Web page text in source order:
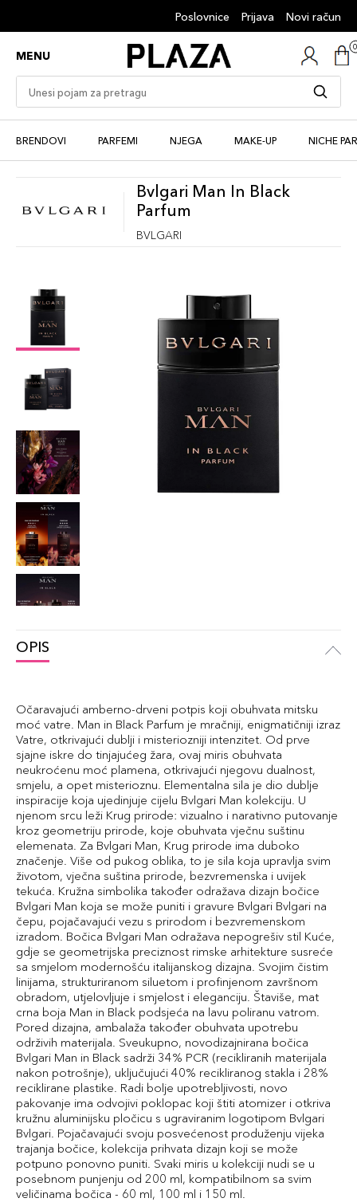
Poslovnice Prijava Novi račun
MENU
BRENDOVI PARFEMI NJEGA MAKE-UP NICHE
Bvlgari Man In Black
Parfum
BVLGARI
OPIS
Očaravajući amberno-drveni potpis koji obuhvata mitsku
moć vatre. Man in Black Parfum je mračniji, enigmatičniji izraz
Vatre, otkrivajući dublji i misteriozniji intenzitet. Od prve
sjajne iskre do tinjajućeg žara, ovaj miris obuhvata
neukroćenu moć plamena, otkrivajući njegovu dualnost,
smjelu, a opet misterioznu. Elementalna sila je dio dublje
inspiracije koja ujedinjuje cijelu Bvlgari Man kolekciju. U
njenom srcu leži Krug prirode: vizualno i narativno putovanje
kroz geometriju prirode, koje obuhvata vječnu suštinu
elemenata. Za Bvlgari Man, Krug prirode ima duboko
značenje. Više od pukog oblika, to je sila koja upravlja svim
životom, vječna suština prirode, bezvremenska i uvijek
tekuća. Kružna simbolika također odražava dizajn bočice
Bvlgari Man koja se može puniti i gravure Bvlgari Bvlgari na
čepu, pojačavajući vezu s prirodom i bezvremenskom
izradom. Bočica Bvlgari Man odražava nepogrešiv stil Kuće,
gdje se geometrijska preciznost rimske arhitekture susreće
sa smjelom modernošću italijanskog dizajna. Svojim čistim
linijama, strukturiranom siluetom i profinjenom završnom
obradom, utjelovljuje i smjelost i eleganciju. Štaviše, mat
crna boja Man in Black podsjeća na lavu poliranu vatrom.
Pored dizajna, ambalaža također obuhvata upotrebu
održivih materijala. Sveukupno, novodizajnirana bočica
Bvlgari Man in Black sadrži 34% PCR (recikliranih materijala
nakon potrošnje), uključujući 40% recikliranog stakla i 28%
reciklirane plastike. Radi bolje upotrebljivosti, novo
pakovanje ima odvojivi poklopac koji štiti atomizer i otkriva
kružnu aluminijsku pločicu s ugraviranim logotipom Bvlgari
Bvlgari. Pojačavajući svoju posvećenost produženju vijeka
trajanja bočice, kolekcija prihvata dizajn koji se može
potpuno ponovno puniti. Svaki miris u kolekciji nudi se u
posebnom punjenju od 200 ml, kompatibilnom sa svim
veličinama bočica - 60 ml, 100 ml i 150 ml.